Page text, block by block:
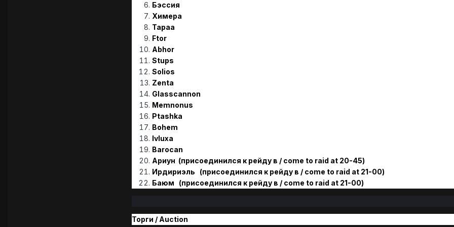
Бэссия
Химера
Tapaa
Ftor
Abhor
Stups
Solios
Zenta
Glasscannon
Memnonus
Ptashka
Bohem
Ivluxa
Barocan
Ариун (присоединился к рейду в / come to raid at 20-45)
Ирдириэль (присоединился к рейду в / come to raid at 21-00)
Баюм (присоединился к рейду в / come to raid at 21-00)
Торги / Аuction